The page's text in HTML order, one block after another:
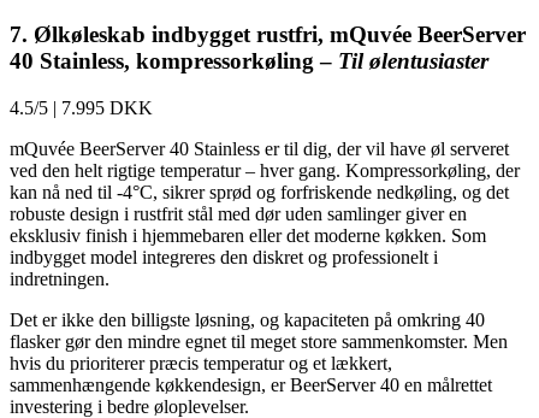
7. Ølkøleskab indbygget rustfri, mQuvée BeerServer
40 Stainless, kompressorkøling – Til ølentusiaster
4.5/5 | 7.995 DKK
mQuvée BeerServer 40 Stainless er til dig, der vil have øl serveret
ved den helt rigtige temperatur – hver gang. Kompressorkøling, der
kan nå ned til -4°C, sikrer sprød og forfriskende nedkøling, og det
robuste design i rustfrit stål med dør uden samlinger giver en
eksklusiv finish i hjemmebaren eller det moderne køkken. Som
indbygget model integreres den diskret og professionelt i
indretningen.
Det er ikke den billigste løsning, og kapaciteten på omkring 40
flasker gør den mindre egnet til meget store sammenkomster. Men
hvis du prioriterer præcis temperatur og et lækkert,
sammenhængende køkkendesign, er BeerServer 40 en målrettet
investering i bedre øloplevelser.